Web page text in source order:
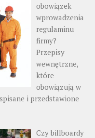
obowiązek
wprowadzenia
regulaminu
firmy?
Przepisy
wewnętrzne,
które
obowiązują w
i przedstawione
Czy billboardy